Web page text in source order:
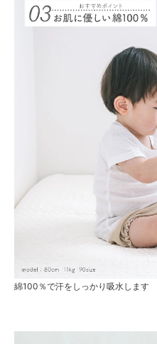
綿100％で汗をしっかり吸水します